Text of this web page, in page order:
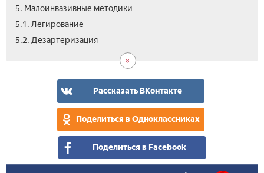
5. Малоинвазивные методики
5.1. Легирование
5.2. Дезартеризация
Рассказать ВКонтакте
Поделиться в Одноклассниках
Поделиться в Facebook